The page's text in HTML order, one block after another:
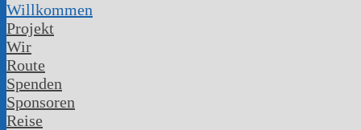
Willkommen
Projekt
Wir
Route
Spenden
Sponsoren
Reise